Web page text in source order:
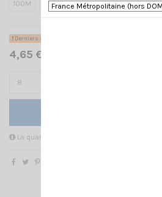
100M 8 1M
Derniers articles en stock
4,65 € TTC
La quantité minimale pour pouvoir